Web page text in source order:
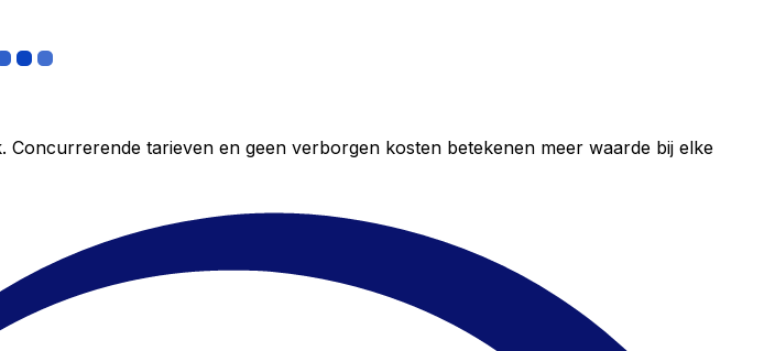
tarieven en geen verborgen kosten betekenen meer waarde bij elke